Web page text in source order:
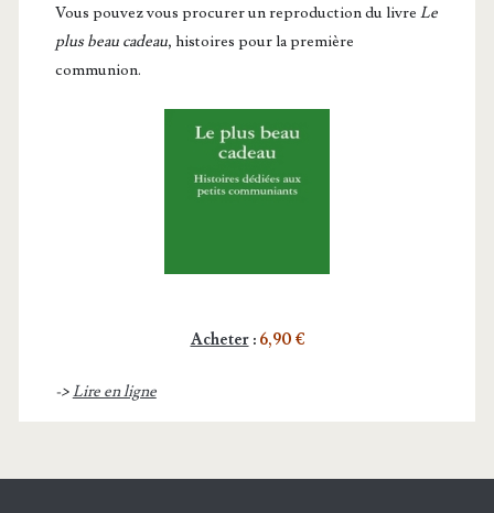
Vous pou­vez vous pro­cu­rer un repro­duc­tion du livre Le
plus beau cadeau, histoires pour la première
communion.
Acheter: 6,90 €
->Lire en ligne